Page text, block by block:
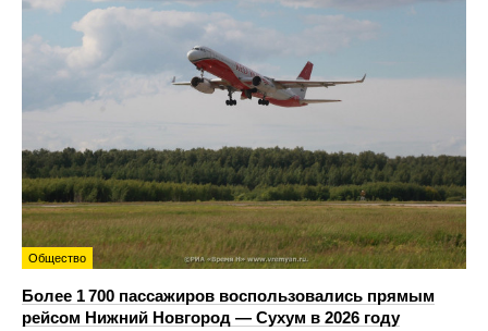
Общество
Более 1 700 пассажиров воспользовались прямым
рейсом Нижний Новгород — Сухум в 2026 году